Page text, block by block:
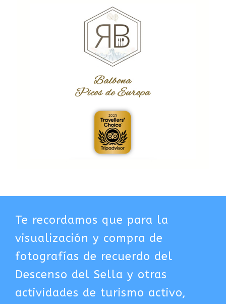
Te recordamos que para la
visualización y compra de
fotografías de recuerdo del
Descenso del Sella y otras
actividades de turismo activo,